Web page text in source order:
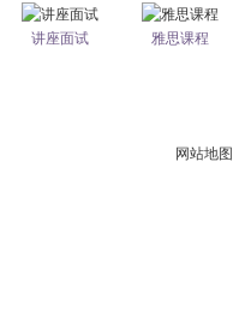
讲座面试 雅思课程
网站地图